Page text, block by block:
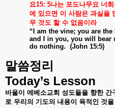
요15: 5나는 포도나무요 너
에 있으면 이 사람은 과실을
무 것도 할 수 없음이라
“I am the vine; you are
and I in you, you will bear
do nothing. (John 15:5)
말씀정리
Today’s Lesson
바울이 에베소교회 성도들을 향한 간
로 우리의 기도의 내용이 육적인 것을